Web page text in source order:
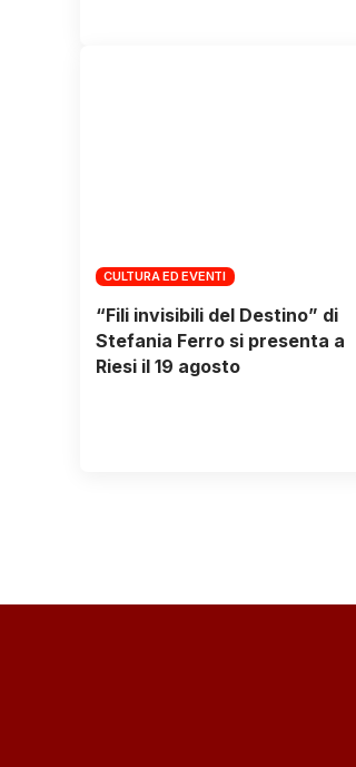
CULTURA ED EVENTI
“Fili invisibili del Destino” di
Stefania Ferro si presenta a
Riesi il 19 agosto